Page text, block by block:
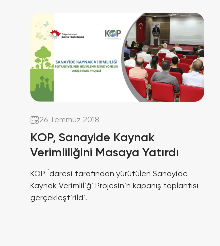
26 Temmuz 2018
KOP, Sanayide Kaynak
Verimliliğini Masaya Yatırdı
KOP İdaresi tarafından yürütülen Sanayide
Kaynak Verimliliği Projesinin kapanış toplantısı
gerçekleştirildi.